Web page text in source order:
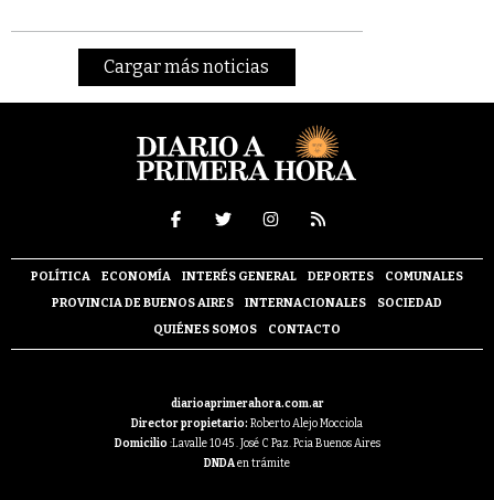
Cargar más noticias
POLÍTICA ECONOMÍA INTERÉS GENERAL DEPORTES
COMUNALES
PROVINCIA DE BUENOS AIRES
INTERNACIONALES
SOCIEDAD
QUIÉNES SOMOS
CONTACTO
diarioaprimerahora.com.ar
Director propietario: Roberto Alejo Mocciola
Domicilio :Lavalle 1045 . José C Paz. Pcia Buenos Aires
DNDAen trámite